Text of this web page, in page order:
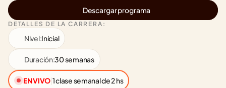
Descargar programa
DETALLES DE LA CARRERA:
Nivel:Inicial
Duración:30 semanas
EN VIVO 1 clase semanal de 2 hs